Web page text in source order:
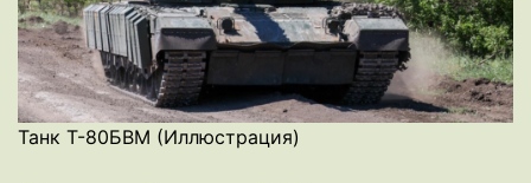
Танк Т-80БВМ (Иллюстрация)